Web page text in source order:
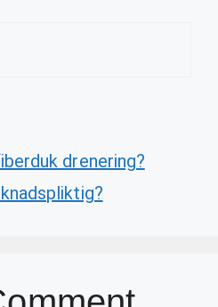
drenering?